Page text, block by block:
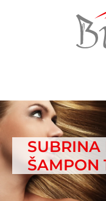
SUBRINA
ŠAMPON